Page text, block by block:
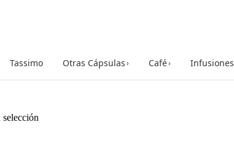
Tassimo Otras Cápsulas› Café› Infusiones